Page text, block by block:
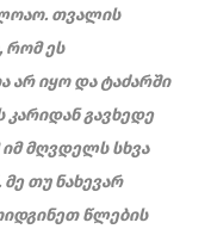
თვალის
რომ ეს
არ იყო და ტაძარში
კარიდან გავხედე
მღვდელს სხვა
თუ ნახევარ
წლების